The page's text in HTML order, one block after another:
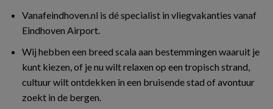
Vanafeindhoven.nl is dé specialist in vliegvakanties vanaf
Eindhoven Airport.
Wij hebben een breed scala aan bestemmingen waaruit je
kunt kiezen, of je nu wilt relaxen op een tropisch strand,
cultuur wilt ontdekken in een bruisende stad of avontuur
zoekt in de bergen.